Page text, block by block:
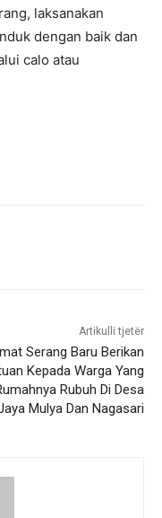
laksanakan
dengan baik dan
calo atau
Artikulli tjetër
Serang Baru Berikan
Kepada Warga Yang
Rubuh Di Desa
Mulya Dan Nagasari